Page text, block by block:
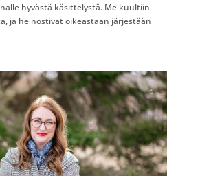
hyvästä käsittelystä. Me kuultiin
ja he nostivat oikeastaan järjestään